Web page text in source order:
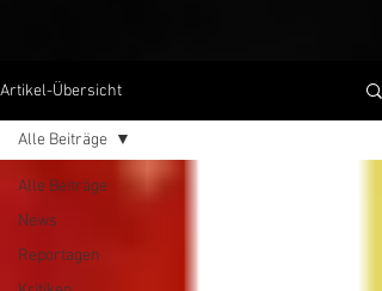
Artikel-Übersicht
Alle Beiträge
News
Reportagen
Alle Beiträge